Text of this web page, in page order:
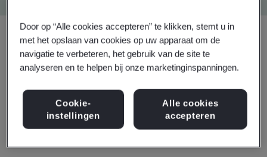
Delen: Download
ISO 50001:2018
Door op “Alle cookies accepteren” te klikken, stemt u in
met het opslaan van cookies op uw apparaat om de
navigatie te verbeteren, het gebruik van de site te
analyseren en te helpen bij onze marketinginspanningen.
Cookie-
instellingen
Alle cookies
accepteren